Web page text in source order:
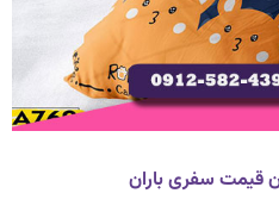
قیمت سفری باران